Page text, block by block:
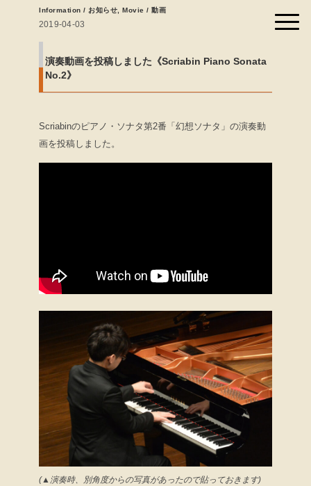
Information / お知らせ Movie / 動画
2019-04-03
演奏動画を投稿しました《Scriabin Piano Sonata
No.2》
Scriabinのピアノ・ソナタ第2番「幻想ソナタ」の演奏動
画を投稿しました。
(▲演奏時、別角度からの写真があったので貼っておきます)